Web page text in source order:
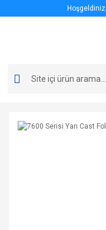
Hoşgeldiniz